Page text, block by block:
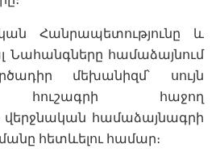
Հանրապետությունը և
Նահանգները համաձայնում
մեխանիզմ՝ սույն
հուշագրի հաջող
համաձայնագրի
հետևելու համար։